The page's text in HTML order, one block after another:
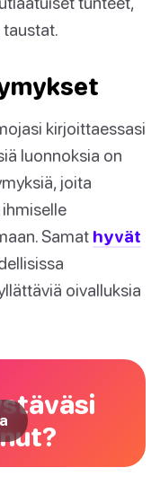
kirjoittaessasi
luonnoksia on
joita
Samat hyvät
oivalluksia